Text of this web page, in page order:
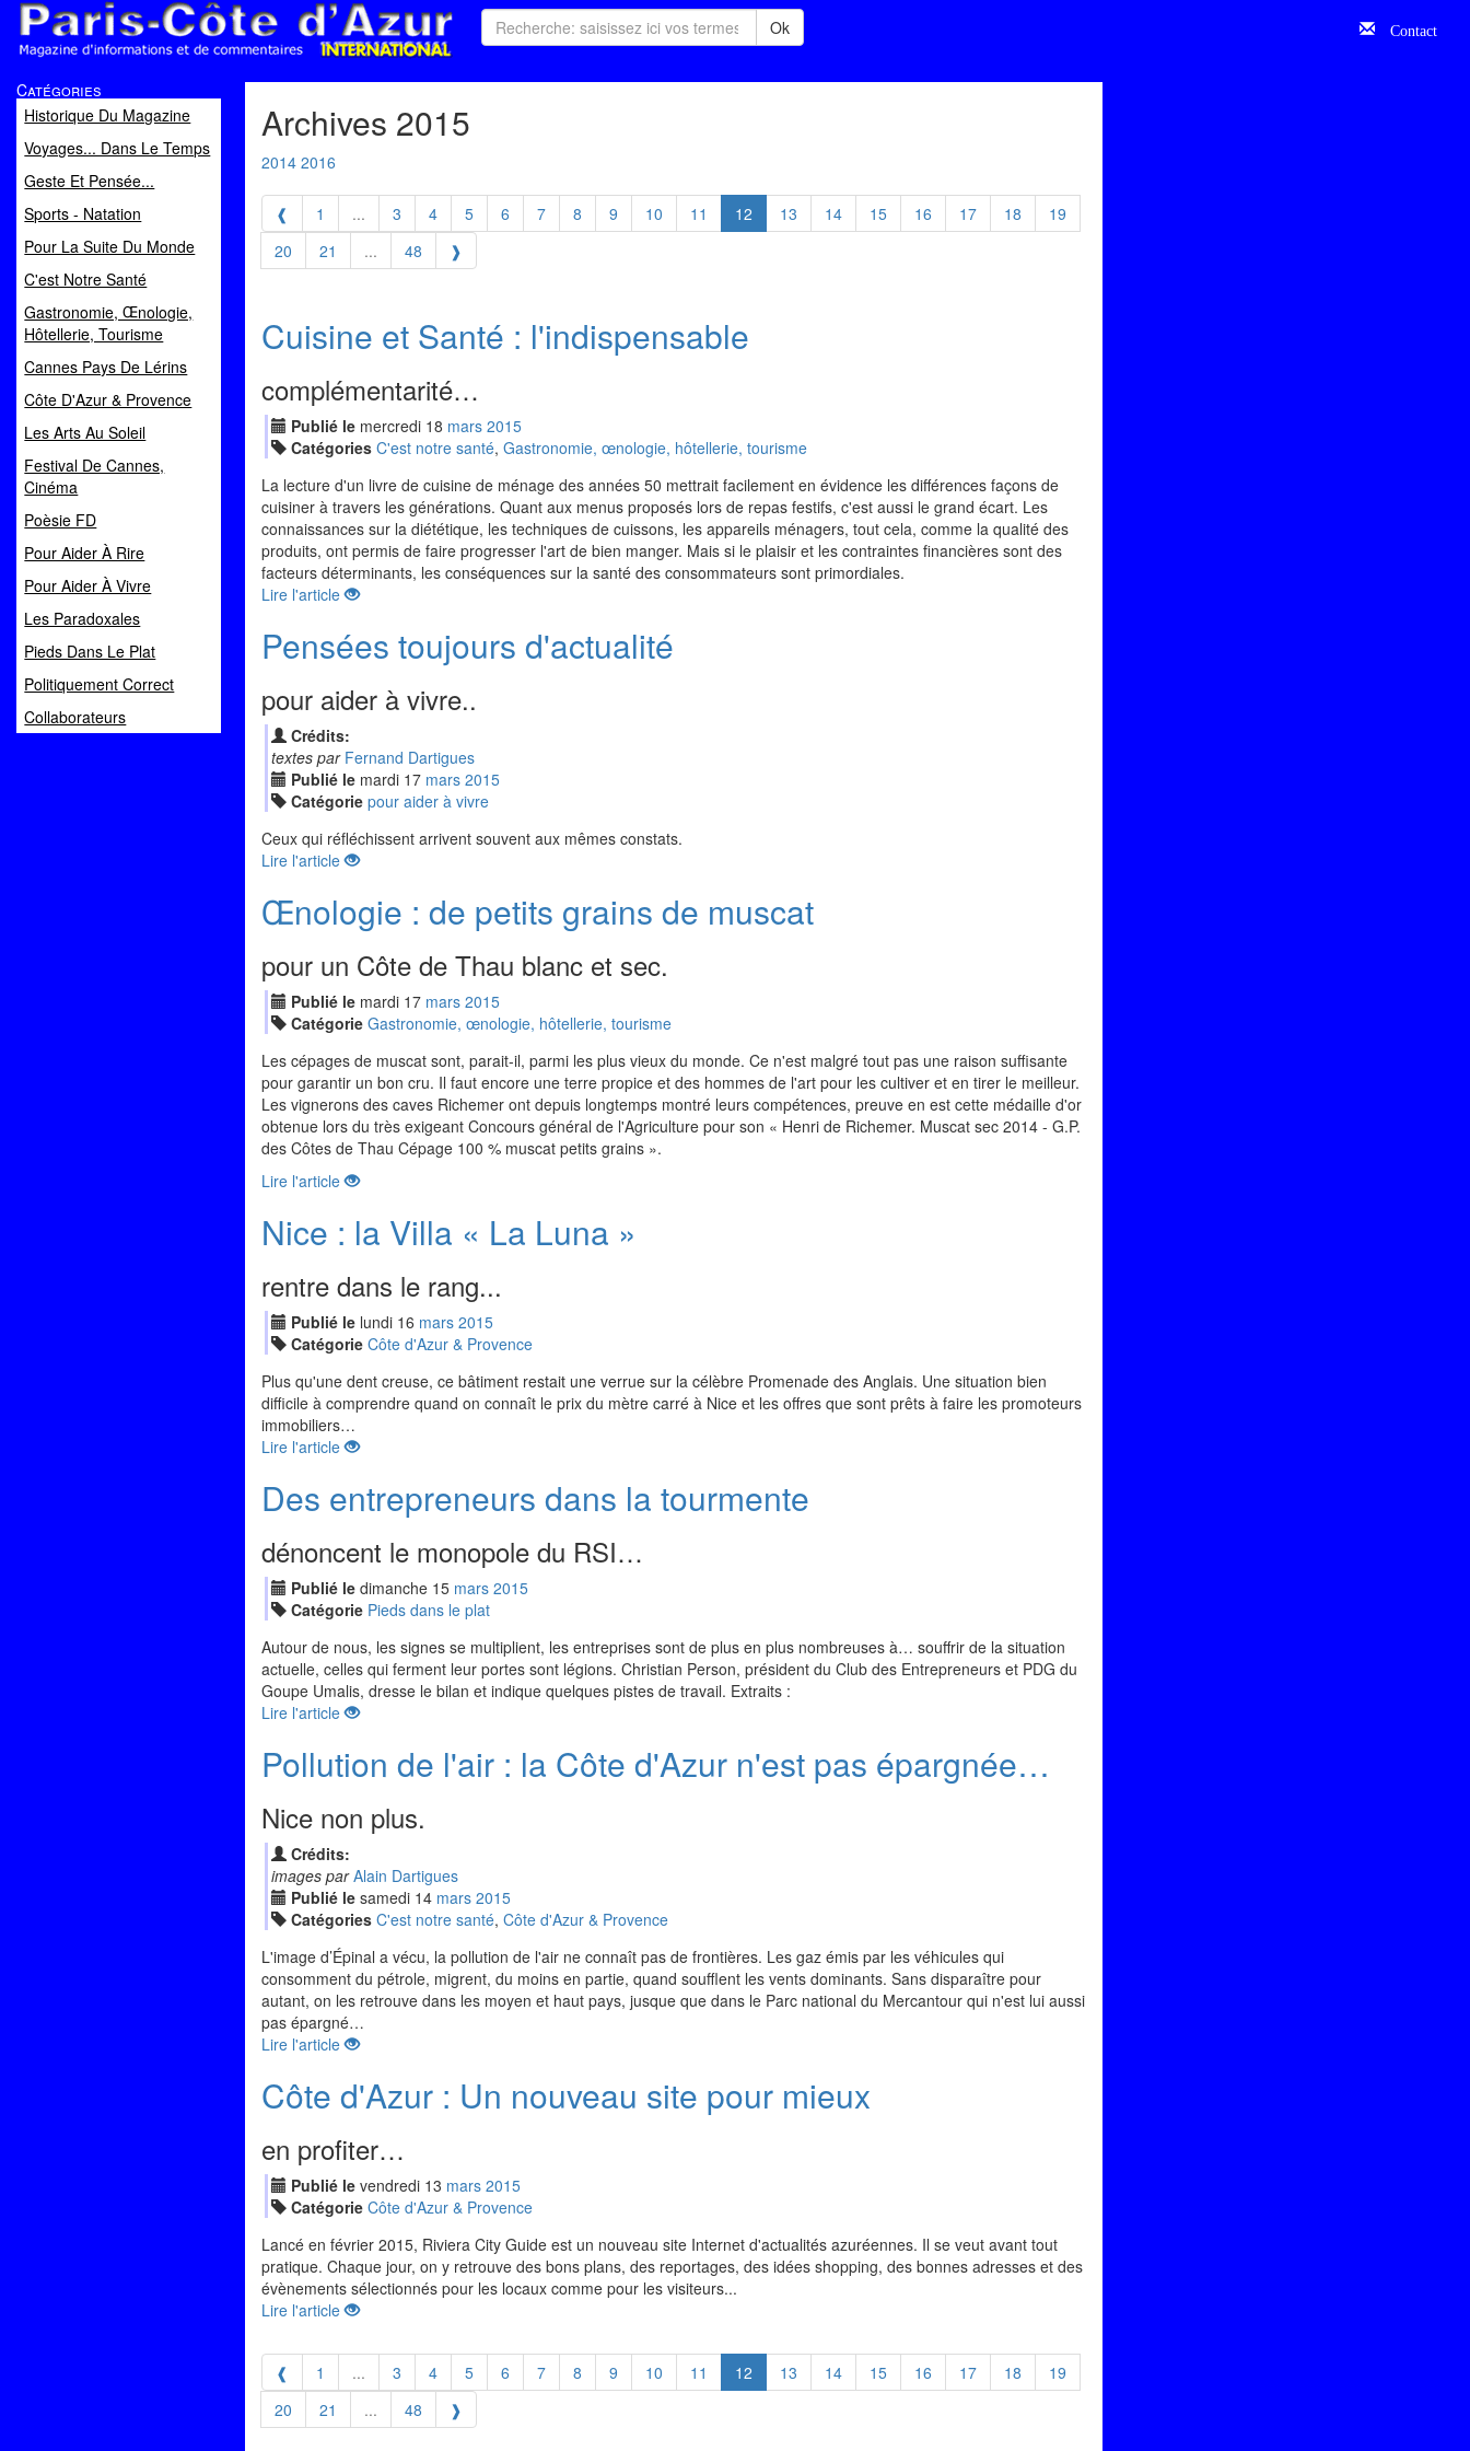
Magazine d'informations et de commentaires
Ok Contact
Catégories
Historique Du Magazine
Voyages... Dans Le Temps
Geste Et Pensée...
Sports - Natation
Pour La Suite Du Monde
C'est Notre Santé
Gastronomie, Œnologie,
Hôtellerie, Tourisme
Cannes Pays De Lérins
Côte D'Azur & Provence
Les Arts Au Soleil
Festival De Cannes,
Cinéma
Poèsie FD
Pour Aider À Rire
Pour Aider À Vivre
Les Paradoxales
Pieds Dans Le Plat
Politiquement Correct
Collaborateurs
Archives 2015
2014 2016
❰ 1 ... 3 4 5 6 7 8 9 10 11 12 13 14 15 16 17 18
19
20
21 ... 48 ❱
Cuisine et Santé : l'indispensable
complémentarité…
Publié le mercredi 18 mars 2015
Catégories C'est notre santé, Gastronomie, œnologie, hôtellerie, tourisme
La lecture d'un livre de cuisine de ménage des années 50 mettrait facilement en évidence les différences façons de
cuisiner à travers les générations. Quant aux menus proposés lors de repas festifs, c'est aussi le grand écart. Les
connaissances sur la diététique, les techniques de cuissons, les appareils ménagers, tout cela, comme la qualité des
produits, ont permis de faire progresser l'art de bien manger. Mais si le plaisir et les contraintes financières sont des
facteurs déterminants, les conséquences sur la santé des consommateurs sont primordiales.
Lire l'article
Pensées toujours d'actualité
pour aider à vivre..
Crédits:
textes par Fernand Dartigues
Publié le mardi 17 mars 2015
Catégorie pour aider à vivre
Ceux qui réfléchissent arrivent souvent aux mêmes constats.
Lire l'article
Œnologie : de petits grains de muscat
pour un Côte de Thau blanc et sec.
Publié le mardi 17 mars 2015
Catégorie Gastronomie, œnologie, hôtellerie, tourisme
Les cépages de muscat sont, parait-il, parmi les plus vieux du monde. Ce n'est malgré tout pas une raison suffisante
pour garantir un bon cru. Il faut encore une terre propice et des hommes de l'art pour les cultiver et en tirer le meilleur.
Les vignerons des caves Richemer ont depuis longtemps montré leurs compétences, preuve en est cette médaille d'or
obtenue lors du très exigeant Concours général de l'Agriculture pour son « Henri de Richemer. Muscat sec 2014 - G.P.
des Côtes de Thau Cépage 100 % muscat petits grains ».
Lire l'article
Nice : la Villa « La Luna »
rentre dans le rang...
Publié le lundi 16 mars 2015
Catégorie Côte d'Azur & Provence
Plus qu'une dent creuse, ce bâtiment restait une verrue sur la célèbre Promenade des Anglais. Une situation bien
difficile à comprendre quand on connaît le prix du mètre carré à Nice et les offres que sont prêts à faire les promoteurs
immobiliers…
Lire l'article
Des entrepreneurs dans la tourmente
dénoncent le monopole du RSI…
Publié le dimanche 15 mars 2015
Catégorie Pieds dans le plat
Autour de nous, les signes se multiplient, les entreprises sont de plus en plus nombreuses à… souffrir de la situation
actuelle, celles qui ferment leur portes sont légions. Christian Person, président du Club des Entrepreneurs et PDG du
Goupe Umalis, dresse le bilan et indique quelques pistes de travail. Extraits :
Lire l'article
Pollution de l'air : la Côte d'Azur n'est pas épargnée…
Nice non plus.
Crédits:
images par Alain Dartigues
Publié le samedi 14 mars 2015
Catégories C'est notre santé, Côte d'Azur & Provence
L'image d’Épinal a vécu, la pollution de l'air ne connaît pas de frontières. Les gaz émis par les véhicules qui
consomment du pétrole, migrent, du moins en partie, quand soufflent les vents dominants. Sans disparaître pour
autant, on les retrouve dans les moyen et haut pays, jusque que dans le Parc national du Mercantour qui n'est lui aussi
pas épargné…
Lire l'article
Côte d'Azur : Un nouveau site pour mieux
en profiter…
Publié le vendredi 13 mars 2015
Catégorie Côte d'Azur & Provence
Lancé en février 2015, Riviera City Guide est un nouveau site Internet d'actualités azuréennes. Il se veut avant tout
pratique. Chaque jour, on y retrouve des bons plans, des reportages, des idées shopping, des bonnes adresses et des
évènements sélectionnés pour les locaux comme pour les visiteurs...
Lire l'article
❰ 1 ... 3 4 5 6 7 8 9 10 11 12 13 14 15 16 17 18
19
20
21 ... 48 ❱